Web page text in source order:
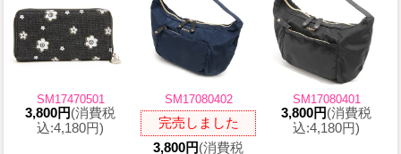
SM17470501
3,800円(消費税
込:4,180円)
SM17080402
完売しました
3,800円(消費税
SM17080401
3,800円(消費税
込:4,180円)